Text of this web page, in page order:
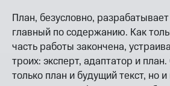
План, безусловно,
главный по содержанию. Как
часть работы закончена,
троих: эксперт, адаптатор и
только план и будущий текст, но